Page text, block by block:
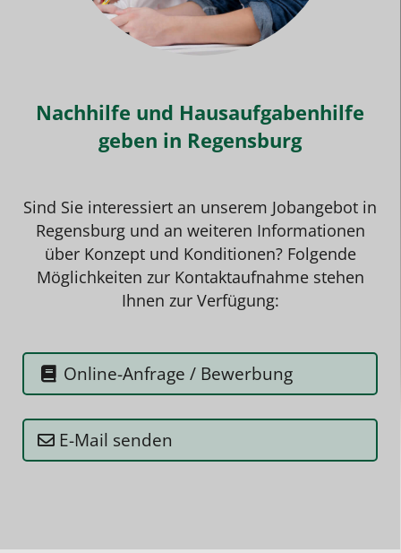
Nachhilfe und Hausaufgabenhilfe
geben in Regensburg
Sind Sie interessiert an unserem Jobangebot in
Regensburg und an weiteren Informationen
über Konzept und Konditionen? Folgende
Möglichkeiten zur Kontaktaufnahme stehen
Ihnen zur Verfügung:
Online-Anfrage / Bewerbung
E-Mail senden